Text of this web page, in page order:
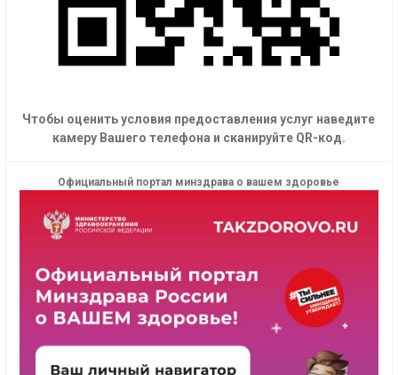
Официальный портал минздрава о вашем здоровье
Чтобы оценить условия предоставления услуг наведите
камеру Вашего телефона и сканируйте QR-код.